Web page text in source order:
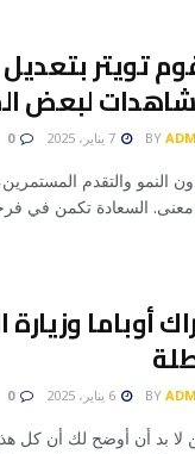
تويتر
لبعض
BY
0
النمو والتقدم
معنى. السعادة تكمن في
أوباما
BY
0
لا بد أن أوضح لك أن كل